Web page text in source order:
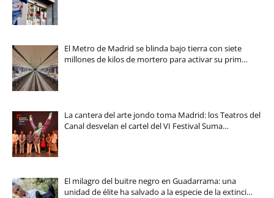
El Metro de Madrid se blinda bajo tierra con siete
millones de kilos de mortero para activar su prim…
La cantera del arte jondo toma Madrid: los Teatros del
Canal desvelan el cartel del VI Festival Suma…
El milagro del buitre negro en Guadarrama: una
unidad de élite ha salvado a la especie de la extinci…